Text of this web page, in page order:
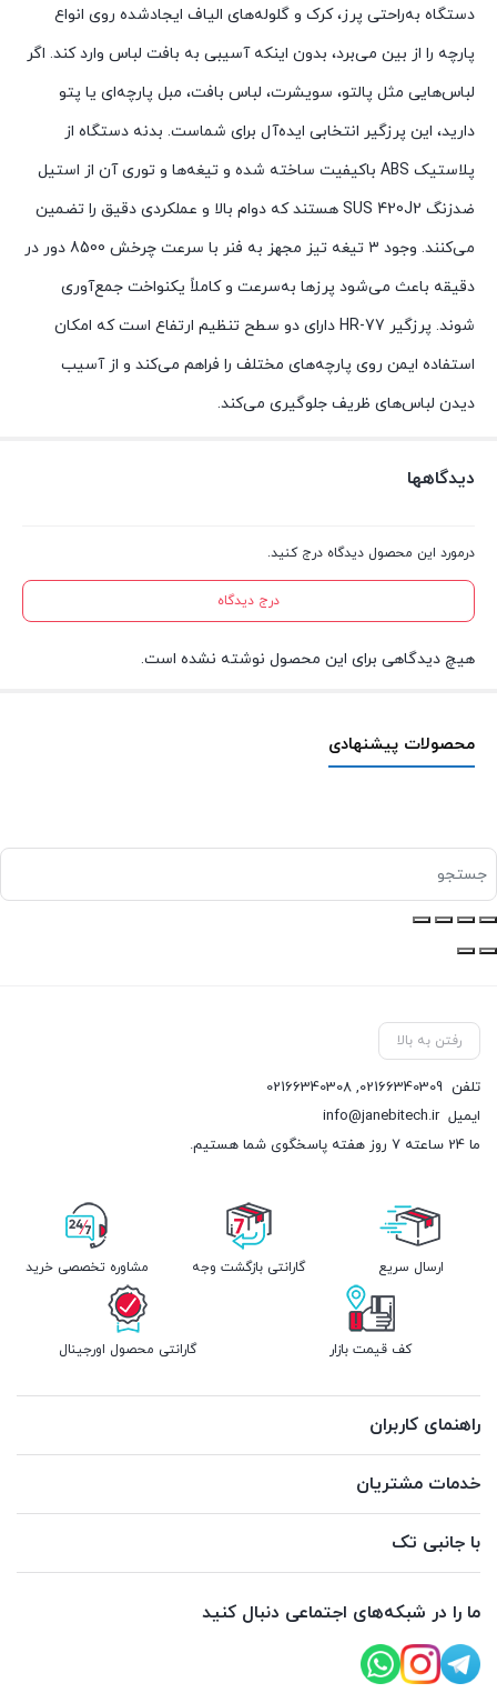
دستگاه به‌راحتی پرز، کرک و گلوله‌های الیاف ایجادشده روی انواع
پارچه را از بین می‌برد، بدون اینکه آسیبی به بافت لباس وارد کند. اگر
لباس‌هایی مثل پالتو، سویشرت، لباس بافت، مبل پارچه‌ای یا پتو
دارید، این پرزگیر انتخابی ایده‌آل برای شماست. بدنه دستگاه از
پلاستیک ABS باکیفیت ساخته شده و تیغه‌ها و توری آن از استیل
ضدزنگ SUS 420J2 هستند که دوام بالا و عملکردی دقیق را تضمین
می‌کنند. وجود ۳ تیغه تیز مجهز به فنر با سرعت چرخش 8500 دور در
دقیقه باعث می‌شود پرزها به‌سرعت و کاملاً یکنواخت جمع‌آوری
شوند. پرزگیر HR-77 دارای دو سطح تنظیم ارتفاع است که امکان
استفاده ایمن روی پارچه‌های مختلف را فراهم می‌کند و از آسیب
دیدن لباس‌های ظریف جلوگیری می‌کند.
دیدگاهها
درمورد این محصول دیدگاه درج کنید.
درج دیدگاه
هیچ دیدگاهی برای این محصول نوشته نشده است.
محصولات پیشنهادی
رفتن به بالا
تلفن 02166340309
,
02166340308
ایمیلinfo@janebitech.ir
ما 24 ساعته 7 روز هفته پاسخگوی شما هستیم.
ارسال سریع گارانتی بازگشت وجه مشاوره تخصصی خرید
کف قیمت بازار گارانتی محصول اورجینال
راهنمای کاربران
خدمات مشتریان
با جانبی تک
ما را در شبکه‌های اجتماعی دنبال کنید